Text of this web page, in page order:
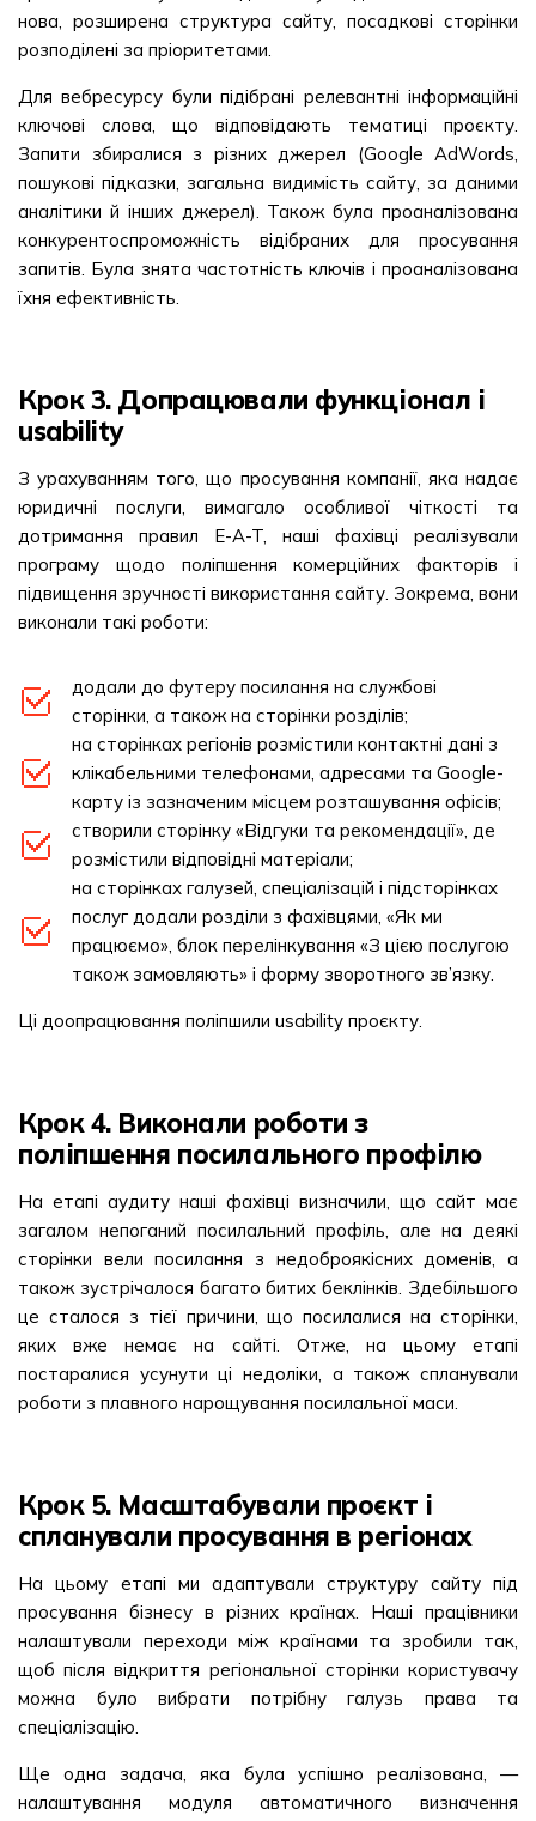
нова, розширена структура сайту, посадкові сторінки
розподілені за пріоритетами.
Для вебресурсу були підібрані релевантні інформаційні
ключові слова, що відповідають тематиці проєкту.
Запити збиралися з різних джерел (Google AdWords,
пошукові підказки, загальна видимість сайту, за даними
аналітики й інших джерел). Також була проаналізована
конкурентоспроможність відібраних для просування
запитів. Була знята частотність ключів і проаналізована
їхня ефективність.
Крок 3. Допрацювали функціонал і
usability
З урахуванням того, що просування компанії, яка надає
юридичні послуги, вимагало особливої чіткості та
дотримання правил E-A-T, наші фахівці реалізували
програму щодо поліпшення комерційних факторів і
підвищення зручності використання сайту. Зокрема, вони
виконали такі роботи:
додали до футеру посилання на службові
сторінки, а також на сторінки розділів;
на сторінках регіонів розмістили контактні дані з
клікабельними телефонами, адресами та Google-
карту із зазначеним місцем розташування офісів;
створили сторінку «Відгуки та рекомендації», де
розмістили відповідні матеріали;
на сторінках галузей, спеціалізацій і підсторінках
послуг додали розділи з фахівцями, «Як ми
працюємо», блок перелінкування «З цією послугою
також замовляють» і форму зворотного зв’язку.
Ці доопрацювання поліпшили usability проєкту.
Крок 4. Виконали роботи з
поліпшення посилального профілю
На етапі аудиту наші фахівці визначили, що сайт має
загалом непоганий посилальний профіль, але на деякі
сторінки вели посилання з недоброякісних доменів, а
також зустрічалося багато битих беклінків. Здебільшого
це сталося з тієї причини, що посилалися на сторінки,
яких вже немає на сайті. Отже, на цьому етапі
постаралися усунути ці недоліки, а також спланували
роботи з плавного нарощування посилальної маси.
Крок 5. Масштабували проєкт і
спланували просування в регіонах
На цьому етапі ми адаптували структуру сайту під
просування бізнесу в різних країнах. Наші працівники
налаштували переходи між країнами та зробили так,
щоб після відкриття регіональної сторінки користувачу
можна було вибрати потрібну галузь права та
спеціалізацію.
Ще одна задача, яка була успішно реалізована, —
налаштування модуля автоматичного визначення